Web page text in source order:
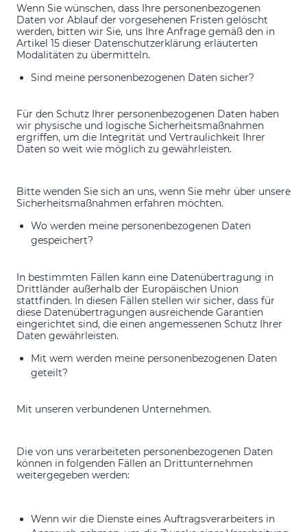
Wenn Sie wünschen, dass Ihre personenbezogenen
Daten vor Ablauf der vorgesehenen Fristen gelöscht
werden, bitten wir Sie, uns Ihre Anfrage gemäß den in
Artikel 15 dieser Datenschutzerklärung erläuterten
Modalitäten zu übermitteln.
Sind meine personenbezogenen Daten sicher?
Für den Schutz Ihrer personenbezogenen Daten haben
wir physische und logische Sicherheitsmaßnahmen
ergriffen, um die Integrität und Vertraulichkeit Ihrer
Daten so weit wie möglich zu gewährleisten.
Bitte wenden Sie sich an uns, wenn Sie mehr über unsere
Sicherheitsmaßnahmen erfahren möchten.
Wo werden meine personenbezogenen Daten
gespeichert?
In bestimmten Fällen kann eine Datenübertragung in
Drittländer außerhalb der Europäischen Union
stattfinden. In diesen Fällen stellen wir sicher, dass für
diese Datenübertragungen ausreichende Garantien
eingerichtet sind, die einen angemessenen Schutz Ihrer
Daten gewährleisten.
Mit wem werden meine personenbezogenen Daten
geteilt?
Mit unseren verbundenen Unternehmen.
Die von uns verarbeiteten personenbezogenen Daten
können in folgenden Fällen an Drittunternehmen
weitergegeben werden:
Wenn wir die Dienste eines Auftragsverarbeiters in